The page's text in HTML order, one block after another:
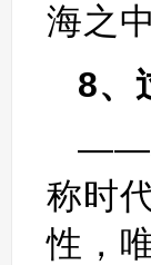
海之中
8、
——
称时
性，